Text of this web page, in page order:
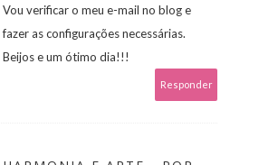
Vou verificar o meu e-mail no blog e
fazer as configurações necessárias.
Beijos e um ótimo dia!!!
Responder